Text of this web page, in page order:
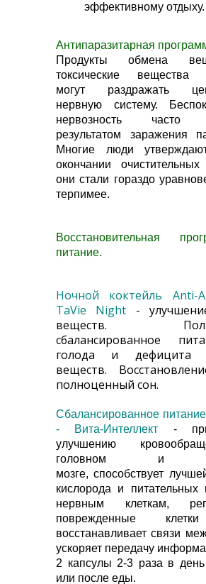
эффективному отдыху.
Антипаразитарная
Продукты обмена
токсические вещества
могут раздражать
нервную систему.
нервозность часто
результатом заражения
Многие люди
окончании
они стали гораздо
терпимее.
Восстановительная
питание.
Ночной коктейль Anti-
TaVie Night -
веществ.
сбалансированное
голода и дефицита
веществ.
полноценный сон.
Сбалансированное
- Вита-Интеллект -
улучшению
головном и
мозге, способствует
кислорода и питательных
нервным клеткам,
поврежденные
восстанавливает связи
ускоряет передачу
2 капсулы 2-3 раза в
или после еды.